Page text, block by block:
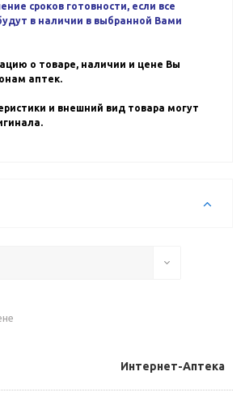
сроков готовности, если все
в наличии в выбранной Вами
о товаре, наличии и цене Вы
аптек.
и внешний вид товара могут
Интернет-Аптека